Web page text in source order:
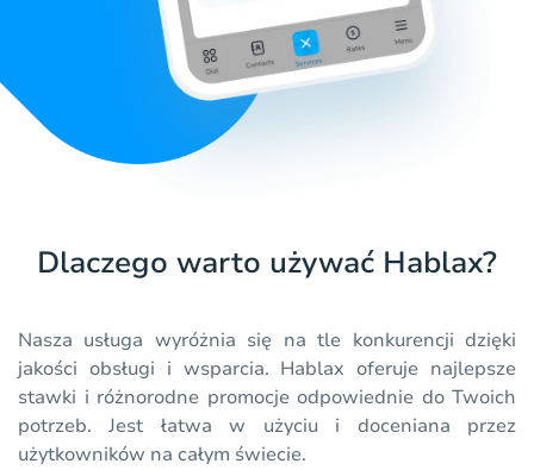
Dlaczego warto używać Hablax?
Nasza usługa wyróżnia się na tle konkurencji dzięki
jakości obsługi i wsparcia. Hablax oferuje najlepsze
stawki i różnorodne promocje odpowiednie do Twoich
potrzeb. Jest łatwa w użyciu i doceniana przez
użytkowników na całym świecie.